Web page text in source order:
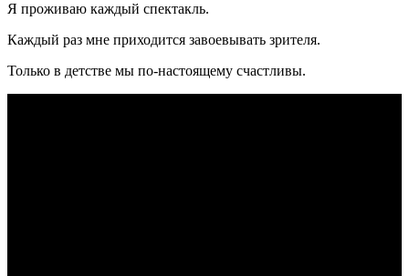
Я проживаю каждый спектакль.
Каждый раз мне приходится завоевывать зрителя.
Только в детстве мы по-настоящему счастливы.